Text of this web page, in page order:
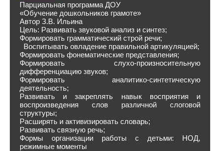
Парциальная программа ДОУ
«Обучение дошкольников грамоте»
Автор З.В. Ильина
Цель: Развивать звуковой анализ и синтез;
Формировать грамматический строй речи;
Воспитывать овладение правильной артикуляцией;
Формировать фонематические представления;
Формировать слухо-произносительную
дифференциацию звуков;
Формировать аналитико-синтетическую
деятельность;
Развивать и закреплять навык восприятия и
воспроизведения слов различной слоговой
структуры;
Расширять и активизировать словарь;
Развивать связную речь;
Формы организации работы с детьми: НОД,
режимные моменты